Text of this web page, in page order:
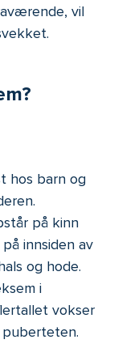
vil
hos barn og
på kinn
innsiden av
og hode.
i
vokser
puberteten.